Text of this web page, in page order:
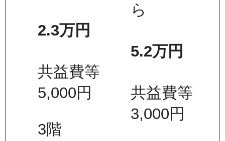
2.3万円
共益費等
5,000円
3階
ら
5.2万円
共益費等
3,000円